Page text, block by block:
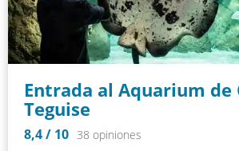
Entrada al Aquarium de
Teguise
8,4/ 10 38 opiniones